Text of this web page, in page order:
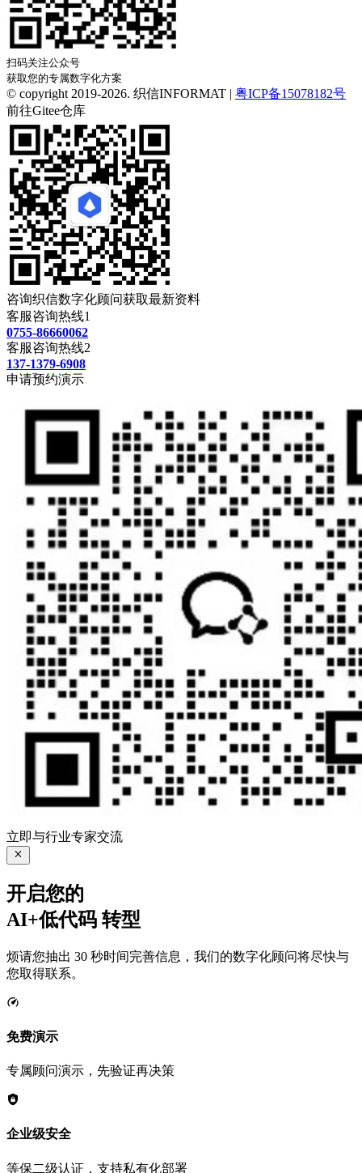
扫码关注公众号
获取您的专属数字化方案
© copyright 2019-2026. 织信INFORMAT | 粤ICP备15078182号
前往Gitee仓库
咨询织信数字化顾问获取最新资料
客服咨询热线1
0755-86660062
客服咨询热线2
137-1379-6908
申请预约演示
立即与行业专家交流
开启您的
AI+低代码 转型
烦请您抽出 30 秒时间完善信息，我们的数字化顾问将尽快与
您取得联系。
免费演示
专属顾问演示，先验证再决策
企业级安全
等保二级认证，支持私有化部署